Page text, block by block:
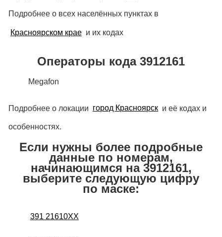
Подробнее о всех населённых пунктах в
Красноярском крае и их кодах
Операторы кода 3912161
Megafon
Подробнее о локации город Красноярск и её кодах и
особенностях.
Если нужны более подробные
данные по номерам,
начинающимся на 3912161,
выберите следующую цифру
по маске:
391 21610XX